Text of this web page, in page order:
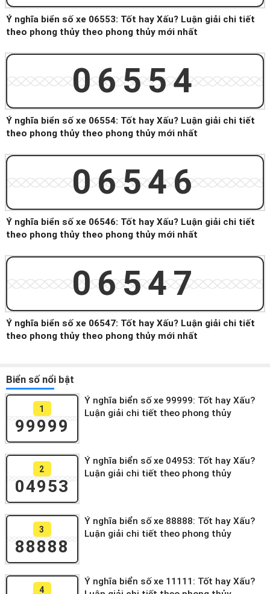
Ý nghĩa biển số xe 06553: Tốt hay Xấu? Luận giải chi tiết
theo phong thủy theo phong thủy mới nhất
06554
Ý nghĩa biển số xe 06554: Tốt hay Xấu? Luận giải chi tiết
theo phong thủy theo phong thủy mới nhất
06546
Ý nghĩa biển số xe 06546: Tốt hay Xấu? Luận giải chi tiết
theo phong thủy theo phong thủy mới nhất
06547
Ý nghĩa biển số xe 06547: Tốt hay Xấu? Luận giải chi tiết
theo phong thủy theo phong thủy mới nhất
Biển số nổi bật
1
99999
Ý nghĩa biển số xe 99999: Tốt hay Xấu?
Luận giải chi tiết theo phong thủy
2
04953
Ý nghĩa biển số xe 04953: Tốt hay Xấu?
Luận giải chi tiết theo phong thủy
3
88888
Ý nghĩa biển số xe 88888: Tốt hay Xấu?
Luận giải chi tiết theo phong thủy
4
Ý nghĩa biển số xe 11111: Tốt hay Xấu?